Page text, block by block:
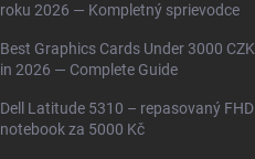
roku 2026 — Kompletný sprievodce
Best Graphics Cards Under 3000 CZK
in 2026 — Complete Guide
Dell Latitude 5310 – repasovaný FHD
notebook za 5000 Kč